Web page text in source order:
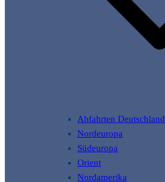
Abfahrten Deutschland
Nordeuropa
Südeuropa
Orient
Nordamerika